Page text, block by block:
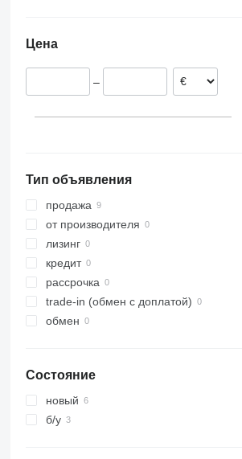
Цена
–
Тип объявления
продажа
от производителя
лизинг
кредит
рассрочка
trade-in (обмен с доплатой)
обмен
Состояние
новый
б/у